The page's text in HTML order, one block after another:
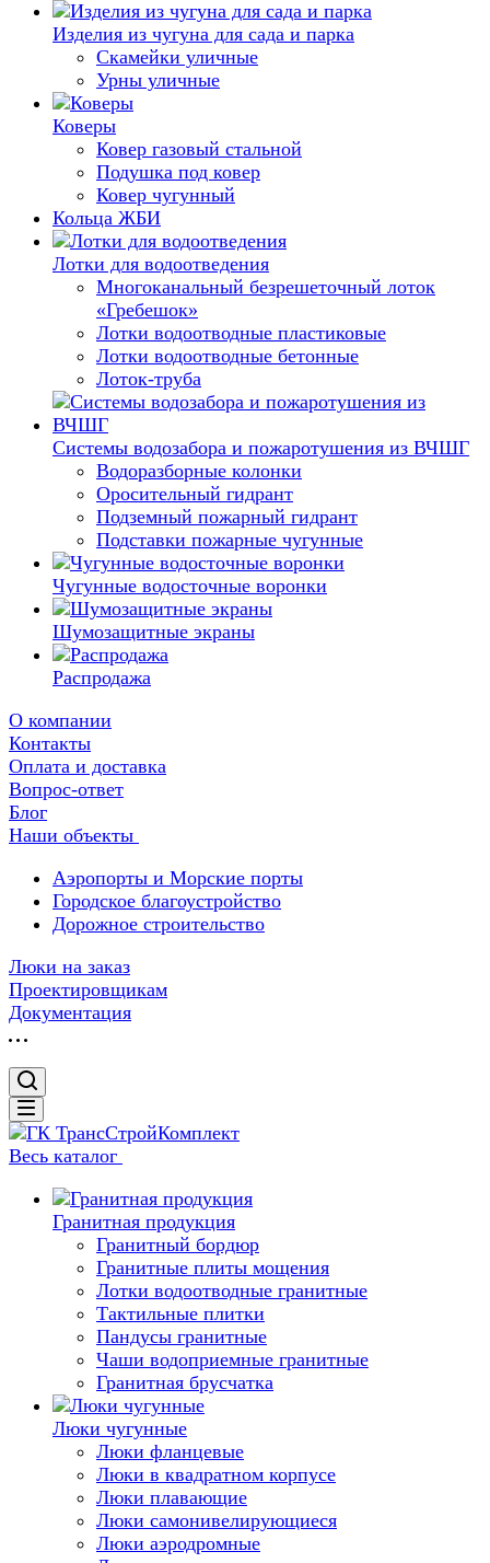
Изделия из чугуна для сада и парка
Скамейки уличные
Урны уличные
Коверы
Ковер газовый стальной
Подушка под ковер
Ковер чугунный
Кольца ЖБИ
Лотки для водоотведения
Многоканальный безрешеточный лоток
«Гребешок»
Лотки водоотводные пластиковые
Лотки водоотводные бетонные
Лоток-труба
Системы водозабора и пожаротушения из ВЧШГ
Водоразборные колонки
Оросительный гидрант
Подземный пожарный гидрант
Подставки пожарные чугунные
Чугунные водосточные воронки
Шумозащитные экраны
Распродажа
О компании
Контакты
Оплата и доставка
Вопрос-ответ
Блог
Наши объекты
Аэропорты и Морские порты
Городское благоустройство
Дорожное строительство
Люки на заказ
Проектировщикам
Документация
Весь каталог
Гранитная продукция
Гранитный бордюр
Гранитные плиты мощения
Лотки водоотводные гранитные
Тактильные плитки
Пандусы гранитные
Чаши водоприемные гранитные
Гранитная брусчатка
Люки чугунные
Люки фланцевые
Люки в квадратном корпусе
Люки плавающие
Люки самонивелирующиеся
Люки аэродромные